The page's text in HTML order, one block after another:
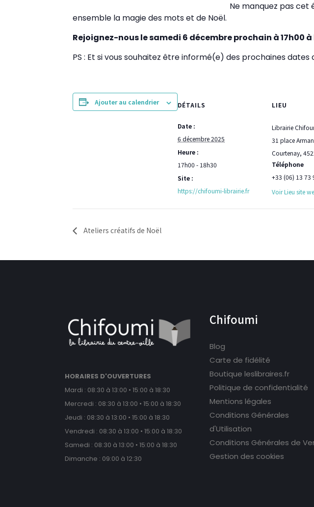
Ne manquez pas cet
ensemble la magie des mots et de Noël.
Rejoignez-nous le samedi 6 décembre prochain à 17h00
PS : Et si vous souhaitez être informé(e) des prochaines
Ajouter au calendrier DÉTAILS
Date :
6 décembre 2025
Heure :
17h00 - 18h30
Site :
https://chifoumi-librairie.fr
LIEU
Librairie
31 place
Courtenay,
Téléphone
+33 (06) 13 73
Voir Lieu site
Ateliers créatifs de Noël
HORAIRES D'OUVERTURES
Mardi : 08:30 à 13:00 • 15:00 à 18:30
Mercredi : 08:30 à 13:00 • 15:00 à 18:30
Jeudi : 08:30 à 13:00 • 15:00 à 18:30
Vendredi : 08:30 à 13:00 • 15:00 à 18:30
Samedi : 08:30 à 13:00 • 15:00 à 18:30
Dimanche : 09:00 à 12:30
Chifoumi
Blog
Carte de fidélité
Boutique leslibraires.fr
Politique de confidentialité
Mentions légales
Conditions Générales
d'Utilisation
Conditions Générales de
Gestion des cookies